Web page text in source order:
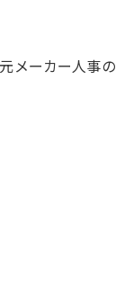
メーカー人事